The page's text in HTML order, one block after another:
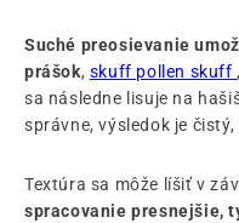
Suché preosievanie
prášok, skuff pollen skuff
sa následne lisuje na
správne, výsledok je
Textúra sa môže líšiť v
spracovanie presnejšie,